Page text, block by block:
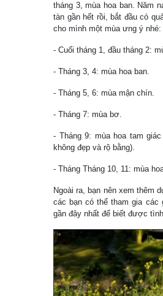
tháng 3, mùa hoa ban. Năm
tàn gần hết rồi, bắt đầu có
cho mình một mùa ưng ý nhé:
- Cuối tháng 1, đầu tháng 2:
- Tháng 3, 4: mùa hoa ban.
- Tháng 5, 6: mùa mận chín.
- Tháng 7: mùa bơ.
- Tháng 9: mùa hoa tam
không đẹp và rộ bằng).
- Tháng Tháng 10, 11: mùa
Ngoài ra, bạn nên xem thêm
các bạn có thể tham gia
gần đây nhất để biết được